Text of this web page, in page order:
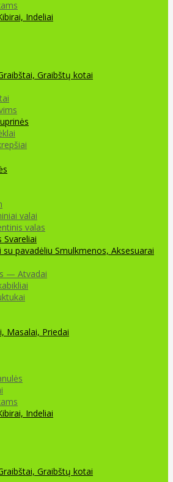
Indeliai
Graibštų kotai
valai
valas
Svareliai
su pavadėliu Smulkmenos, Aksesuarai
— Atvadai
Masalai, Priedai
Indeliai
Graibštų kotai